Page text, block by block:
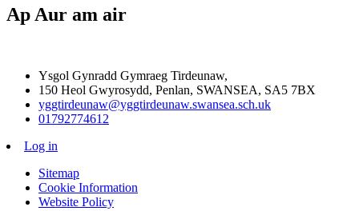
Ap Aur am air
Ysgol Gynradd Gymraeg Tirdeunaw,
150 Heol Gwyrosydd, Penlan, SWANSEA, SA5 7BX
yggtirdeunaw@yggtirdeunaw.swansea.sch.uk
01792774612
Log in
Sitemap
Cookie Information
Website Policy